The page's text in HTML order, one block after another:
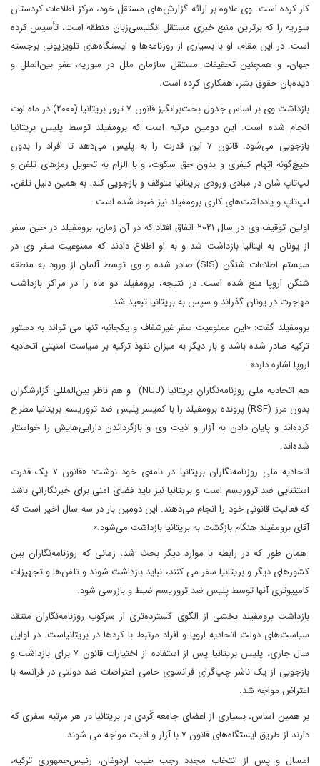
کار کرده است. وی علاوه بر ارائه گزارش‌های مستقل خود، مرکز اطلاعات کردستان
سوریه را که برترین منبع خبری مستقل انگلیسی‌زبان منطقه است، تأسیس کرده
است. در این مقام، او با بسیاری از روزنامه‌ها و ایستگاه‌های تلویزیونی برجسته
جهان، و همچنین تحقیقات مستقل سازمان ملل در سوریه، عفو بین‌الملل و
دیده‌بان حقوق بشر، همکاری کرده است.
بازداشت وی بر اساس جدول بحث‌برانگیز قانون ۷ ترور بریتانیا (۲۰۰۰) در ماه اوت
انجام شده است. این دومین مرتبه است که برومفیلد توسط پلیس بریتانیا
بازجویی می‌شود. قانون ۷ این قدرت را به پلیس می‌دهد تا افراد را بدون
هیچ‌گونه اتهام کیفری و بدون حق سکوت، و با الزام به تحویل رمزهای تلفن و
لپ‌تاپ شان در مبادی ورودی بریتانیا متوقف و بازجویی کند. به همین دلیل تلفن،
لپ‌تاپ و یادداشت‌های کاری برومفیلد نیز ضبط شده است.
اولین توقیف وی در سال ۲۰۲۱ اتفاق افتاد که در آن زمان، برومفیلد در حین سفر
از یونان به ایتالیا بازداشت شد و به او اطلاع دادند که ممنوعیت سفر وی در
سیستم اطلاعات شنگن (SIS) صادر شده و وی توسط آلمان از ورود به منطقه
شنگن اروپا منع شده است. در نتیجه، برومفیلد دو ماه را در مراکز بازداشت
مهاجرت در یونان گذراند و سپس به بریتانیا تبعید شد.
برومفیلد گفت: «این ممنوعیت سفر غیرشفاف و یکجانبه تنها می‌ تواند به دستور
ترکیه صادر شده باشد و بار دیگر به میزان نفوذ ترکیه بر سیاست امنیتی اتحادیه
اروپا اشاره دارد».
هم اتحادیه ملی روزنامه‌نگاران بریتانیا (NUJ) و هم ناظر بین‌المللی گزارشگران
بدون مرز (RSF) پرونده برومفیلد را با کمیسر پلیس ضد تروریسم بریتانیا مطرح
کرده‌اند و پایان دادن به آزار و اذیت وی و بازگرداندن دارایی‌هایش را خواستار
شده‌اند.
اتحادیه ملی روزنامه‌نگاران بریتانیا در نامه‌ی خود نوشت: «قانون ۷ یک قدرت
استثنایی ضد تروریسم است و بریتانیا نیز باید فضای امنی برای خبرنگارانی باشد
که فعالیت قانونی خود را انجام می‌دهند. این دومین بار در سه سال اخیر است که
آقای برومفیلد هنگام بازگشت به بریتانیا بازداشت می‌شود.»
همان طور که در رابطه با موارد دیگر بحث شد، زمانی که روزنامه‌نگاران بین
کشورهای دیگر و بریتانیا سفر می کنند، نباید بازداشت شوند و تلفن‌ها و تجهیزات
کامپیوتری آنها توسط پلیس ضد تروریسم ضبط و بازرسی شود.
بازداشت برومفیلد بخشی از الگوی گسترده‌تری از سرکوب روزنامه‌نگاران منتقد
سیاست‌های دولت اتحادیه اروپا و افراد مرتبط با کردها در بریتانیاست. در اوایل
سال جاری، پلیس بریتانیا پس از استفاده از اختیارات قانون ۷ برای بازداشت و
بازجویی از یک ناشر چپ‌گرای فرانسوی حامی اعتراضات ضد دولتی در فرانسه با
اعتراض مواجه شد.
بر همین اساس، بسیاری از اعضای جامعه کُردی در بریتانیا در هر مرتبه سفری که
دارند از طریق ایستگاه‌های قانون ۷ با آزار و اذیت مواجه می شوند.
امسال و پس از انتخاب مجدد رجب طیب اردوغان، رئیس‌جمهوری ترکیه،